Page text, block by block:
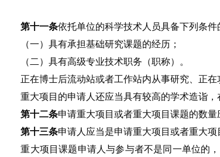
第十一条依托单位的科学技术人员具备下列条
（一）具有承担基础研究课题的经历；
（二）具有高级专业技术职务（职称）。
正在博士后流动站或者工作站内从事研究、正
重大项目的申请人还应当具有较高的学术造诣
第十二条申请重大项目或者重大项目课题的数
第十三条申请人应当是申请重大项目或者重大项
重大项目课题申请人与参与者不是同一单位的